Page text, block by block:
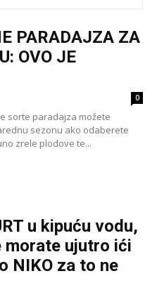
PARADAJZA ZA
OVO JE
0
sorte paradajza možete
sezonu ako odaberete
zrele plodove te...
u kipuću vodu,
morate ujutro ići
NIKO za to ne